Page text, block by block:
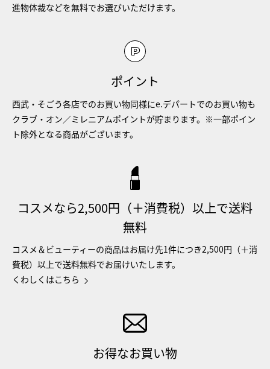
進物体裁などを無料でお選びいただけます。
ポイント
西武・そごう各店でのお買い物同様にe.デパートでのお買い物も
クラブ・オン／ミレニアムポイントが貯まります。※一部ポイン
ト除外となる商品がございます。
コスメなら2,500円（＋消費税）以上で送料
無料
コスメ＆ビューティーの商品はお届け先1件につき2,500円（＋消
費税）以上で送料無料でお届けいたします。
くわしくはこちら
お得なお買い物